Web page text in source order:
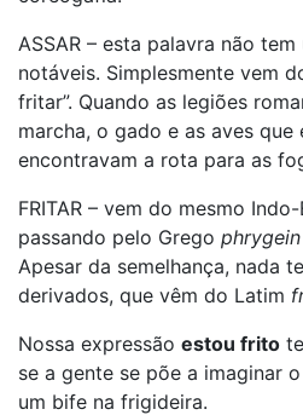
ASSAR – esta palavra não
notáveis. Simplesmente vem
fritar”. Quando as legiões
marcha, o gado e as aves
encontravam a rota para as
FRITAR – vem do mesmo
passando pelo Grego phrygein
Apesar da semelhança, nada
derivados, que vêm do Latim
Nossa expressão estou frito
se a gente se põe a imaginar
um bife na frigideira.